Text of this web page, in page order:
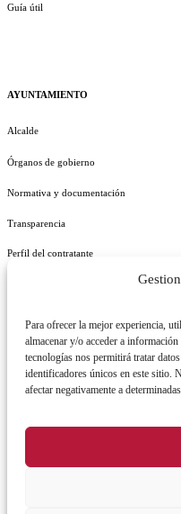
Para ofrecer la mejor experiencia,
almacenar y/o acceder a
tecnologías nos permitirá tratar
identificadores únicos en este sitio.
afectar negativamente a
Guía útil
AYUNTAMIENTO
Alcalde
Órganos de gobierno
Normativa y documentación
Transparencia
Perfil del contratante